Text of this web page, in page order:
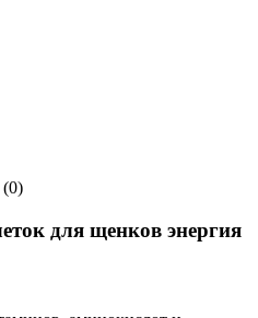
(0)
для щенков энергия